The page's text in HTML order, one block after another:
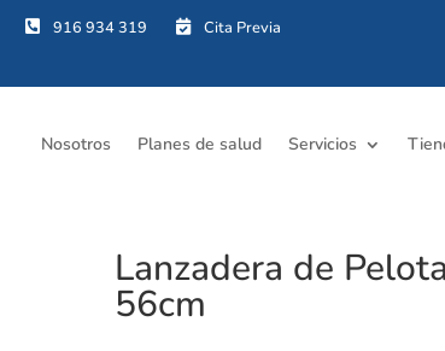


Nosotros Planes de salud Servicios
Lanzadera de
56cm